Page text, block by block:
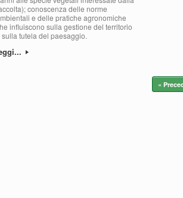
conoscenza delle norme
e delle pratiche agronomiche
influiscono sulla gestione del territorio
sulla tutela del paesaggio.
«